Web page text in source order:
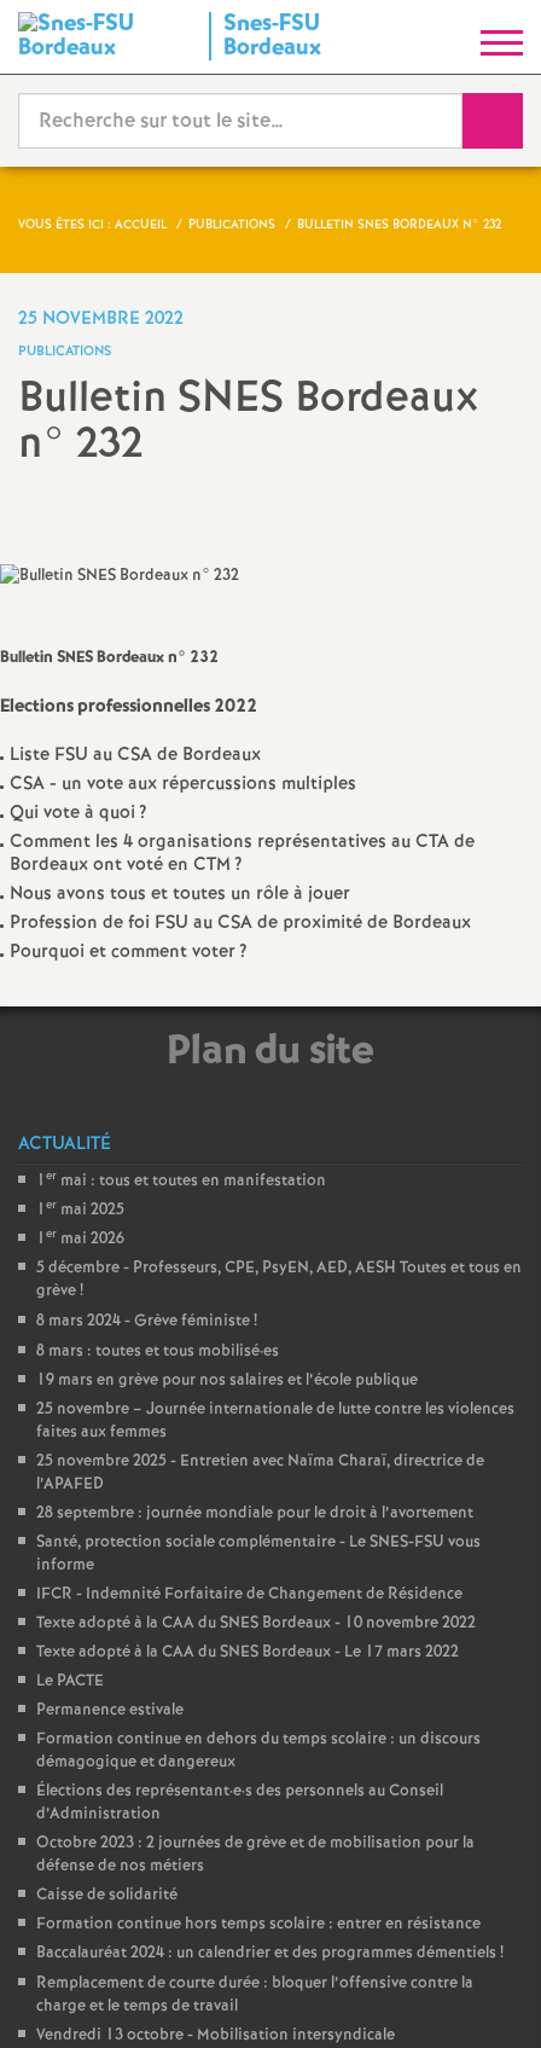
Snes-FSU
Bordeaux
y
n
d
i
a
n
a
d
s
n
e
i
g
n
e
e
n
s
d
VOUS ÊTES ICI : ACCUEIL PUBLICATIONS BULLETIN SNES BORDEAUX N° 232
25 NOVEMBRE 2022
PUBLICATIONS
Bulletin SNES Bordeaux
n° 232
Bulletin SNES Bordeaux n° 232
Elections professionnelles 2022
Liste FSU au CSA de Bordeaux
CSA - un vote aux répercussions multiples
Qui vote à quoi?
Comment les 4 organisations représentatives au CTA de
Bordeaux ont voté en CTM?
Nous avons tous et toutes un rôle à jouer
Profession de foi FSU au CSA de proximité de Bordeaux
Pourquoi et comment voter?
Plan du site
ACTUALITÉ
1 er mai : tous et toutes en manifestation
1 er mai 2025
1 er mai 2026
5 décembre - Professeurs, CPE, PsyEN, AED, AESH Toutes et tous en
grève!
8 mars 2024 - Grève féministe!
8 mars : toutes et tous mobilisé·es
19 mars en grève pour nos salaires et l’école publique
25 novembre – Journée internationale de lutte contre les violences
faites aux femmes
25 novembre 2025 - Entretien avec Naïma Charaï, directrice de
l’APAFED
28 septembre : journée mondiale pour le droit à l’avortement
Santé, protection sociale complémentaire - Le SNES-FSU vous
informe
IFCR - Indemnité Forfaitaire de Changement de Résidence
Texte adopté à la CAA du SNES Bordeaux - 10 novembre 2022
Texte adopté à la CAA du SNES Bordeaux - Le 17 mars 2022
Le PACTE
Permanence estivale
Formation continue en dehors du temps scolaire : un discours
démagogique et dangereux
Élections des représentant·e·s des personnels au Conseil
d’Administration
Octobre 2023 : 2 journées de grève et de mobilisation pour la
défense de nos métiers
Caisse de solidarité
Formation continue hors temps scolaire : entrer en résistance
Baccalauréat 2024 : un calendrier et des programmes démentiels !
Remplacement de courte durée : bloquer l’offensive contre la
charge et le temps de travail
Vendredi 13 octobre - Mobilisation intersyndicale